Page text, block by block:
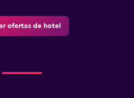
ofertas de hotel